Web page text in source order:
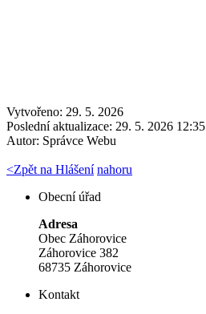
Vytvořeno: 29. 5. 2026
Poslední aktualizace: 29. 5. 2026 12:35
Autor: Správce Webu
<Zpět na Hlášení nahoru
Obecní úřad
Adresa
Obec Záhorovice
Záhorovice 382
68735 Záhorovice
Kontakt